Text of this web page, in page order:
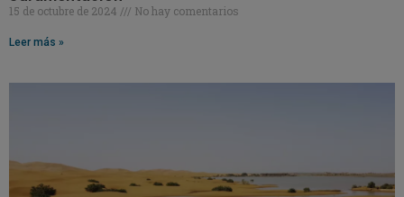
15 de octubre de 2024 No hay comentarios
Leer más »